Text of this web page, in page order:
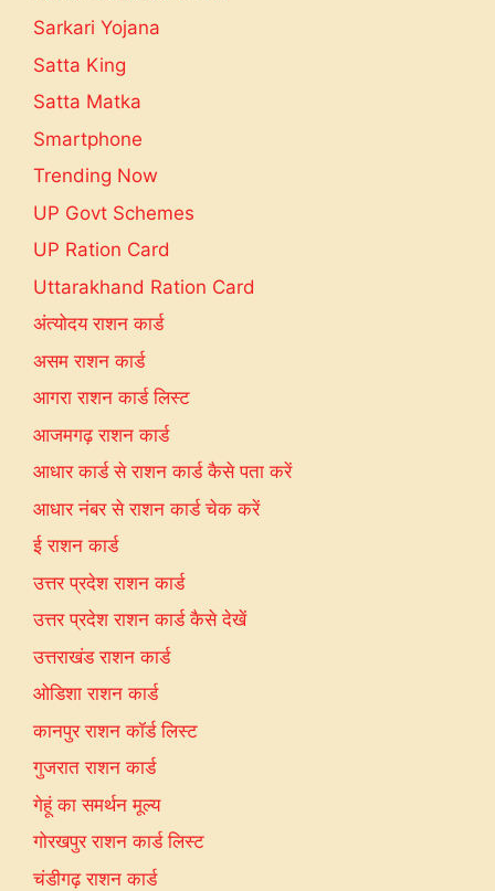
Sarkari Yojana
Satta King
Satta Matka
Smartphone
Trending Now
UP Govt Schemes
UP Ration Card
Uttarakhand Ration Card
अंत्योदय राशन कार्ड
असम राशन कार्ड
आगरा राशन कार्ड लिस्ट
आजमगढ़ राशन कार्ड
आधार कार्ड से राशन कार्ड कैसे पता करें
आधार नंबर से राशन कार्ड चेक करें
ई राशन कार्ड
उत्तर प्रदेश राशन कार्ड
उत्तर प्रदेश राशन कार्ड कैसे देखें
उत्तराखंड राशन कार्ड
ओडिशा राशन कार्ड
कानपुर राशन कॉर्ड लिस्ट
गुजरात राशन कार्ड
गेहूं का समर्थन मूल्य
गोरखपुर राशन कार्ड लिस्ट
चंडीगढ़ राशन कार्ड